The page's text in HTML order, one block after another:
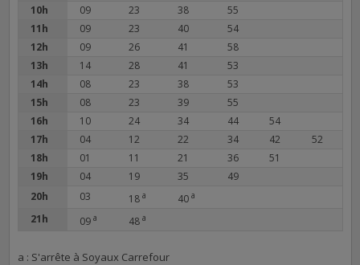
10h
09 23 38
55
11h
09 23 40
54
12h
09 26 41
58
13h
14 28 41
53
14h
08 23 38
53
15h
08 23 39
55
16h
10 24 34 44
54
17h
04 12 22 34 42
52
18h
01 11 21 36
51
19h
04 19 35
49
20h
03 18 a 40 a
21h 09 a 48 a
a : S'arrête à Soyaux Carrefour